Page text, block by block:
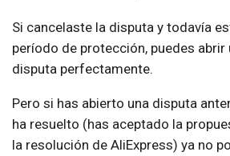
Si cancelaste la disputa y todavía
período de protección, puedes abrir
disputa perfectamente.
Pero si has abierto una disputa
ha resuelto (has aceptado la
la resolución de AliExpress) ya no